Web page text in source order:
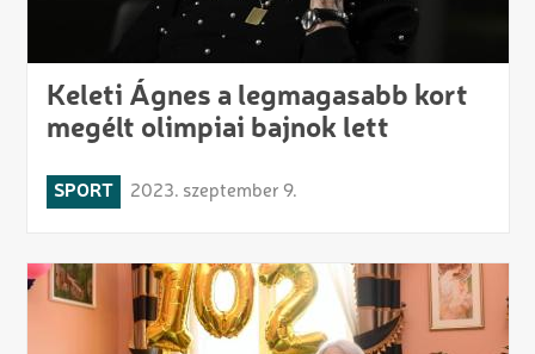
Keleti Ágnes a legmagasabb kort
megélt olimpiai bajnok lett
SPORT 2023. szeptember 9.